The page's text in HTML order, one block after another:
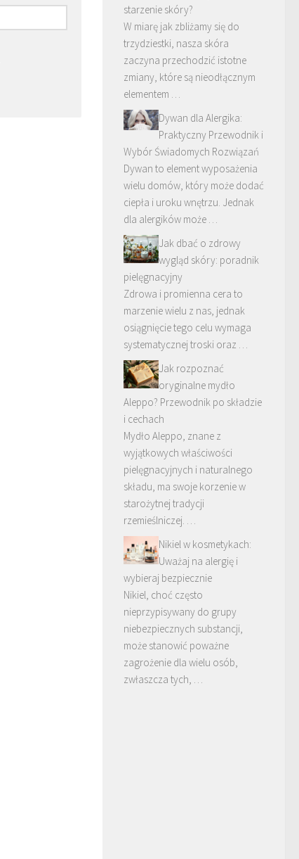
starzenie skóry?
W miarę jak zbliżamy się do
trzydziestki, nasza skóra
zaczyna przechodzić istotne
zmiany, które są nieodłącznym
elementem …
Dywan dla Alergika:
Praktyczny Przewodnik i
Wybór Świadomych Rozwiązań
Dywan to element wyposażenia
wielu domów, który może dodać
ciepła i uroku wnętrzu. Jednak
dla alergików może …
Jak dbać o zdrowy
wygląd skóry: poradnik
pielęgnacyjny
Zdrowa i promienna cera to
marzenie wielu z nas, jednak
osiągnięcie tego celu wymaga
systematycznej troski oraz …
Jak rozpoznać
oryginalne mydło
Aleppo? Przewodnik po składzie
i cechach
Mydło Aleppo, znane z
wyjątkowych właściwości
pielęgnacyjnych i naturalnego
składu, ma swoje korzenie w
starożytnej tradycji
rzemieślniczej. …
Nikiel w kosmetykach:
Uważaj na alergię i
wybieraj bezpiecznie
Nikiel, choć często
nieprzypisywany do grupy
niebezpiecznych substancji,
może stanowić poważne
zagrożenie dla wielu osób,
zwłaszcza tych, …